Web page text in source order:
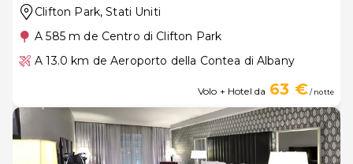
Clifton Park, Stati Uniti
A 585 m de Centro di Clifton Park
A 13.0 km de Aeroporto della Contea di Albany
Volo + Hotel da 63 €/ notte